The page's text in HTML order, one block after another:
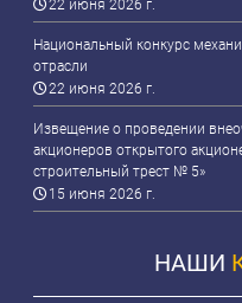
22 июня 2026 г.
Национальный конкурс
отрасли
22 июня 2026 г.
Извещение о проведении
акционеров открытого
строительный трест № 5»
15 июня 2026 г.
НАШИ